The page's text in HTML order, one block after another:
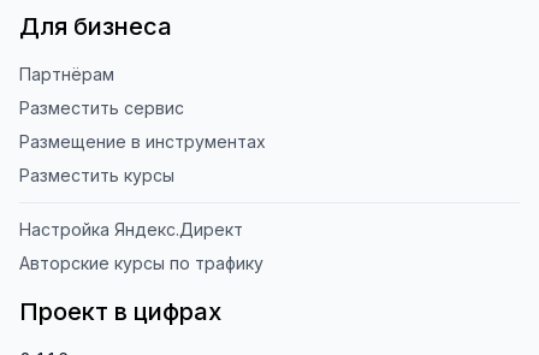
Для бизнеса
Партнёрам
Разместить сервис
Размещение в инструментах
Разместить курсы
Настройка Яндекс.Директ
Авторские курсы по трафику
Проект в цифрах